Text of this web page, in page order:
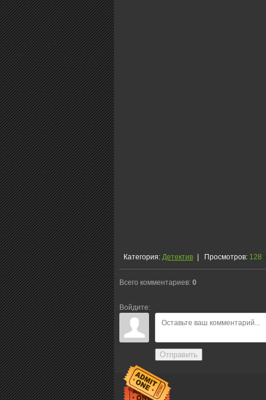
Категория: Детектив | Просмотров: 128
Всего комментариев: 0
Войдите:
Отправить